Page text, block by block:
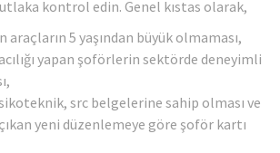
kontrol edin. Genel kıstas olarak,
araçların 5 yaşından büyük olmaması,
yapan şoförlerin sektörde deneyimli
src belgelerine sahip olması ve
çıkan yeni düzenlemeye göre şoför kartı